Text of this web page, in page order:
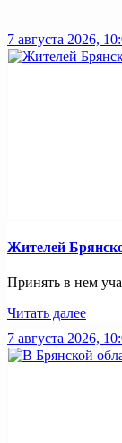
7 августа 2026,
Жителей
Принять в нем
Читать далее
7 августа 2026,